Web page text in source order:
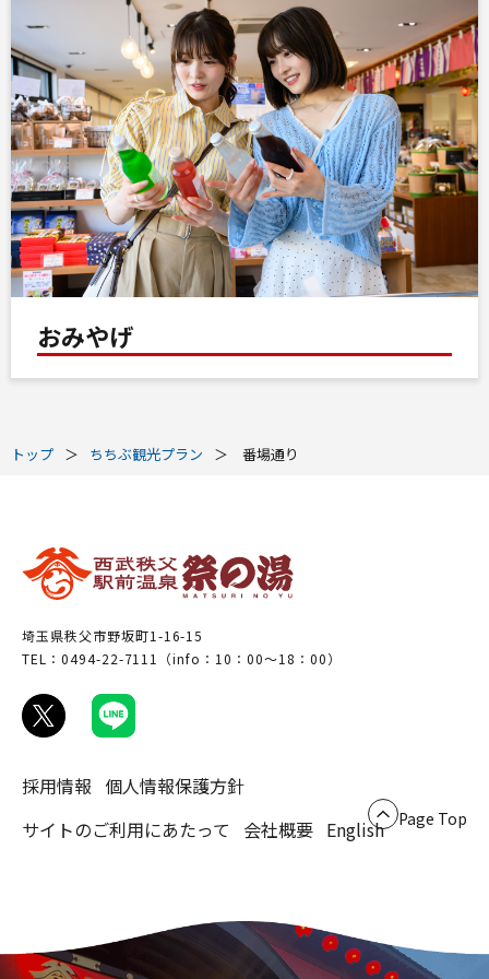
ホーム 温泉
Souvenir
周辺観光
おみやげ
トップ ちちぶ観光プラン 番場通り
埼玉県秩父市野坂町1-16-15
TEL：0494-22-7111（info：10：00～18：00）
採用情報 個人情報保護方針
サイトのご利用にあたって
会社概要 English Page Top